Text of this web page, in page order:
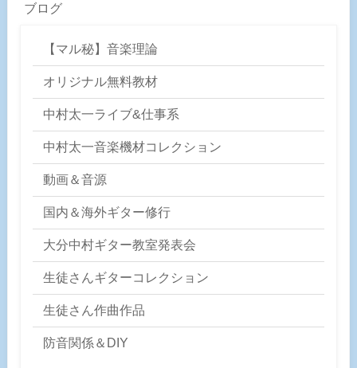
ブログ
【マル秘】音楽理論
オリジナル無料教材
中村太一ライブ&仕事系
中村太一音楽機材コレクション
動画＆音源
国内＆海外ギター修行
大分中村ギター教室発表会
生徒さんギターコレクション
生徒さん作曲作品
防音関係＆DIY